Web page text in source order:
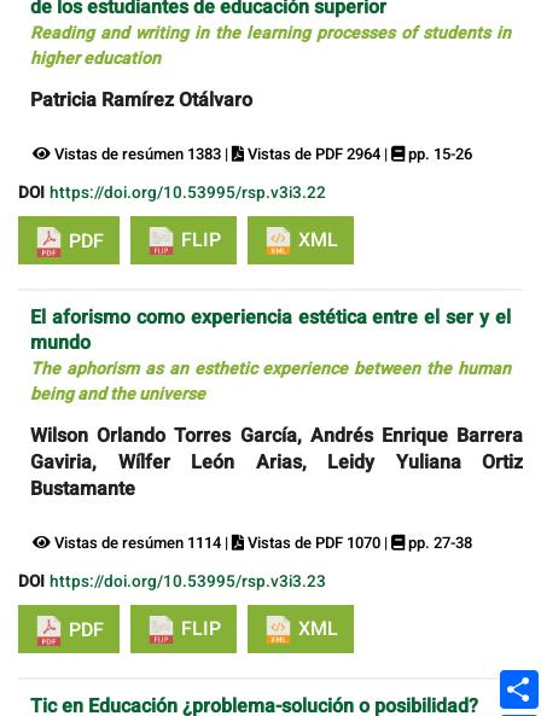
de los estudiantes de educación superior
Reading and writing in the learning processes of students in
higher education
Patricia Ramírez Otálvaro
Vistas de resúmen 1383 | Vistas de PDF 2964 | pp. 15-26
DOI https://doi.org/10.53995/rsp.v3i3.22
PDF FLIP XML
El aforismo como experiencia estética entre el ser y el
mundo
The aphorism as an esthetic experience between the human
being and the universe
Wilson Orlando Torres García, Andrés Enrique Barrera
Gaviria, Wílfer León Arias, Leidy Yuliana Ortiz
Bustamante
Vistas de resúmen 1114 | Vistas de PDF 1070 | pp. 27-38
DOI https://doi.org/10.53995/rsp.v3i3.23
PDF FLIP XML
Tic en Educación ¿problema-solución o posibilidad?